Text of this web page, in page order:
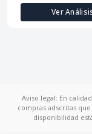
Ver
Aviso legal: En
compras adscritas
disponibilidad